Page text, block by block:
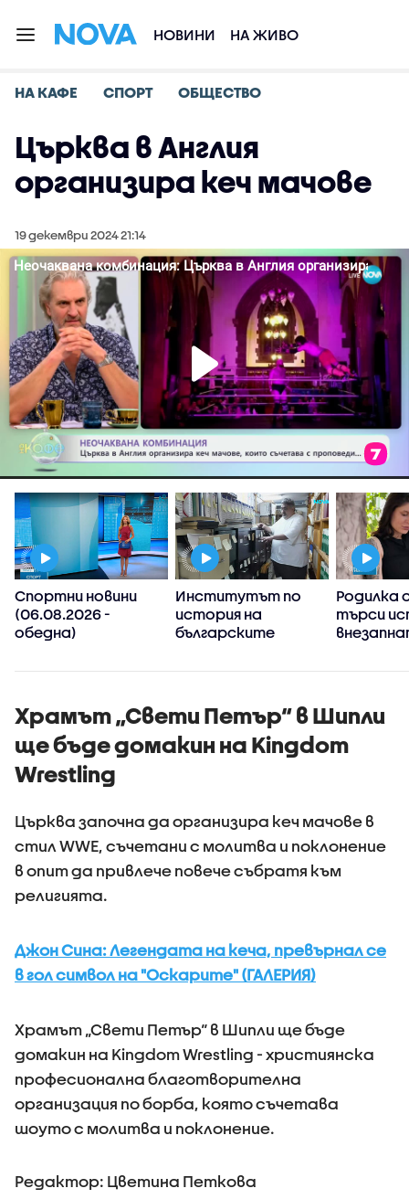
НОВИНИ НА ЖИВО
НА КАФЕ СПОРТ ОБЩЕСТВО
Църква в Англия
организира кеч мачове
19 декември 2024 21:14
Спортни новини
(06.08.2026 -
обедна)
Институтът по
история на
българските
Северна Америка -
архивни документи,
книги, снимки и
оборудване
Родилка
търси
края на
Храмът „Свети Петър“ в Шипли
ще бъде домакин на Kingdom
Wrestling
Църква започна да организира кеч мачове в
стил WWE, съчетани с молитва и поклонение
в опит да привлече повече събратя към
религията.
Джон Сина: Легендата на кеча, превърнал се
в гол символ на "Оскарите" (ГАЛЕРИЯ)
Храмът „Свети Петър“ в Шипли ще бъде
домакин на Kingdom Wrestling - християнска
професионална благотворителна
организация по борба, която съчетава
шоуто с молитва и поклонение.
Редактор: Цветина Петкова